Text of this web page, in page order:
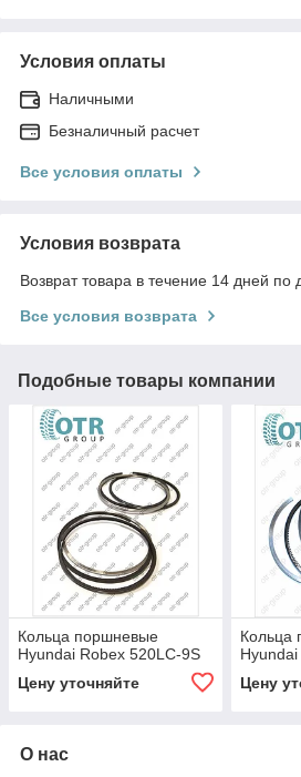
Условия оплаты
Наличными
Безналичный расчет
Все условия оплаты
Условия возврата
Возврат товара в течение 14 дней по
Все условия возврата
Подобные товары компании
Кольца поршневые
Hyundai Robex 520LC-9S
Цену уточняйте
Кольца
Цену
О нас